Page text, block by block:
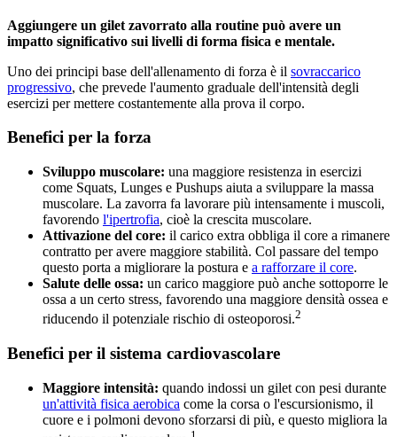
Aggiungere un gilet zavorrato alla routine può avere un
impatto significativo sui livelli di forma fisica e mentale.
Uno dei principi base dell'allenamento di forza è il sovraccarico
progressivo, che prevede l'aumento graduale dell'intensità degli
esercizi per mettere costantemente alla prova il corpo.
Benefici per la forza
Sviluppo muscolare: una maggiore resistenza in esercizi
come Squats, Lunges e Pushups aiuta a sviluppare la massa
muscolare. La zavorra fa lavorare più intensamente i muscoli,
favorendo l'ipertrofia, cioè la crescita muscolare.
Attivazione del core: il carico extra obbliga il core a rimanere
contratto per avere maggiore stabilità. Col passare del tempo
questo porta a migliorare la postura e a rafforzare il core.
Salute delle ossa: un carico maggiore può anche sottoporre le
ossa a un certo stress, favorendo una maggiore densità ossea e
riducendo il potenziale rischio di osteoporosi.2
Benefici per il sistema cardiovascolare
Maggiore intensità: quando indossi un gilet con pesi durante
un'attività fisica aerobica come la corsa o l'escursionismo, il
cuore e i polmoni devono sforzarsi di più, e questo migliora la